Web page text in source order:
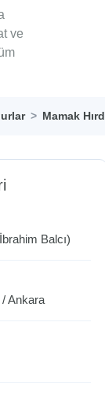
ve
Mamak
Balcı)
/Ankara